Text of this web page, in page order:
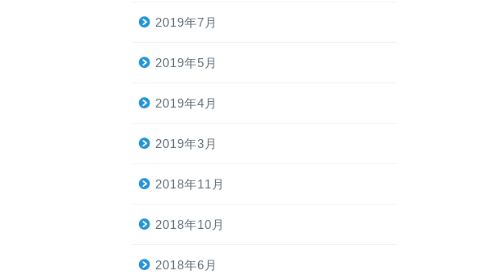
2019年7月
2019年5月
2019年4月
2019年3月
2018年11月
2018年10月
2018年6月